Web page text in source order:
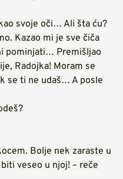
svoje oči… Ali šta ću?
Kazao mi je sve čiča
pominjati… Premišljao
Radojka! Moram se
se ti ne udaš… A posle
Bolje nek zaraste u
veseo u njoj! – reče